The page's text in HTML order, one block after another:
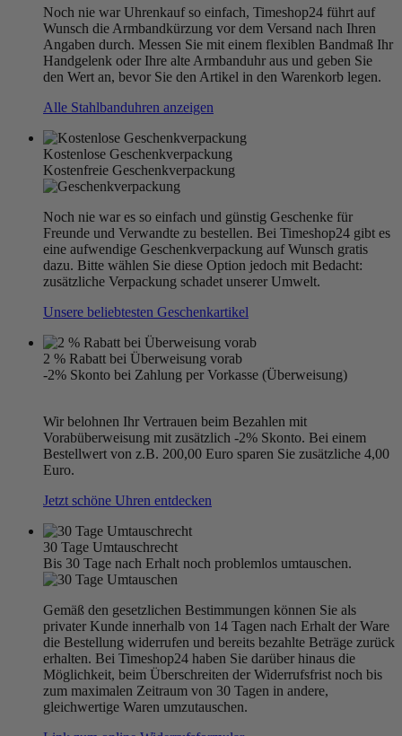
Noch nie war Uhrenkauf so einfach, Timeshop24 führt auf
Wunsch die Armbandkürzung vor dem Versand nach Ihren
Angaben durch. Messen Sie mit einem flexiblen Bandmaß Ihr
Handgelenk oder Ihre alte Armbanduhr aus und geben Sie
den Wert an, bevor Sie den Artikel in den Warenkorb legen.
Alle Stahlbanduhren anzeigen
Kostenlose Geschenkverpackung
Kostenfreie Geschenkverpackung
Noch nie war es so einfach und günstig Geschenke für
Freunde und Verwandte zu bestellen. Bei Timeshop24 gibt es
eine aufwendige Geschenkverpackung auf Wunsch gratis
dazu. Bitte wählen Sie diese Option jedoch mit Bedacht:
zusätzliche Verpackung schadet unserer Umwelt.
Unsere beliebtesten Geschenkartikel
2 % Rabatt bei Überweisung vorab
-2% Skonto bei Zahlung per Vorkasse (Überweisung)
Wir belohnen Ihr Vertrauen beim Bezahlen mit
Vorabüberweisung mit zusätzlich -2% Skonto. Bei einem
Bestellwert von z.B. 200,00 Euro sparen Sie zusätzliche 4,00
Euro.
Jetzt schöne Uhren entdecken
30 Tage Umtauschrecht
Bis 30 Tage nach Erhalt noch problemlos umtauschen.
Gemäß den gesetzlichen Bestimmungen können Sie als
privater Kunde innerhalb von 14 Tagen nach Erhalt der Ware
die Bestellung widerrufen und bereits bezahlte Beträge zurück
erhalten. Bei Timeshop24 haben Sie darüber hinaus die
Möglichkeit, beim Überschreiten der Widerrufsfrist noch bis
zum maximalen Zeitraum von 30 Tagen in andere,
gleichwertige Waren umzutauschen.